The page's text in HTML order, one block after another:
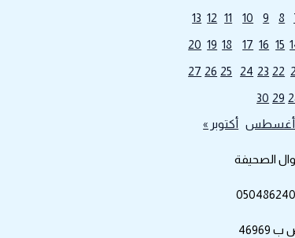
8
9
10
11
12
13
15
16
17
18
19
20
22
23
24
25
26
27
29
30
أغسطس أكتوبر »
الصحيفة
46969